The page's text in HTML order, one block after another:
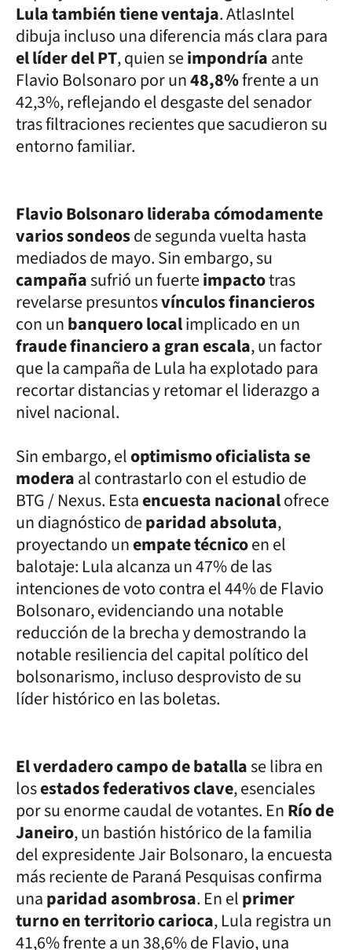
Lula también tiene ventaja. AtlasIntel
dibuja incluso una diferencia más clara para
el líder del PT, quien seimpondríaante
Flavio Bolsonaro por un48,8%frente a un
42,3%, reflejando el desgaste del senador
tras filtraciones recientes que sacudieron su
entorno familiar.
Flavio Bolsonaro lideraba cómodamente
varios sondeosde segunda vuelta hasta
mediados de mayo. Sin embargo, su
campañasufrió un fuerteimpactotras
revelarse presuntosvínculos financieros
con unbanquero localimplicado en un
fraude financiero a gran escala, un factor
que la campaña de Lula ha explotado para
recortar distancias y retomar el liderazgo a
nivel nacional.
Sin embargo, eloptimismo oficialista se
moderaal contrastarlo con el estudio de
BTG / Nexus. Estaencuesta nacionalofrece
un diagnóstico deparidad absoluta,
proyectando unempate técnicoen el
balotaje: Lula alcanza un 47% de las
intenciones de voto contra el 44% de Flavio
Bolsonaro, evidenciando una notable
reducción de la brecha y demostrando la
notable resiliencia del capital político del
bolsonarismo, incluso desprovisto de su
líder histórico en las boletas.
El verdadero campo de batallase libra en
losestados federativos clave, esenciales
por su enorme caudal de votantes. EnRío de
Janeiro, un bastión histórico de la familia
del expresidente Jair Bolsonaro, la encuesta
más reciente de Paraná Pesquisas confirma
unaparidad asombrosa. En elprimer
turno en territorio carioca, Lula registra un
41,6% frente a un 38,6% de Flavio, una